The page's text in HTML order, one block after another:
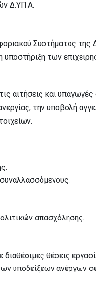
Δ.ΥΠ.Α.
Συστήματος της
των
αιτήσεις και
την υποβολή
απασχόλησης.
θέσεις
υποδείξεων ανέργων